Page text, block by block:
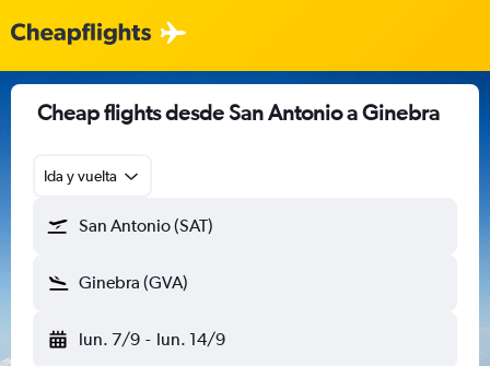
Cheap flights desde San Antonio a Ginebra
Ida y vuelta
San Antonio (SAT)
Ginebra (GVA)
lun. 7/9 - lun. 14/9